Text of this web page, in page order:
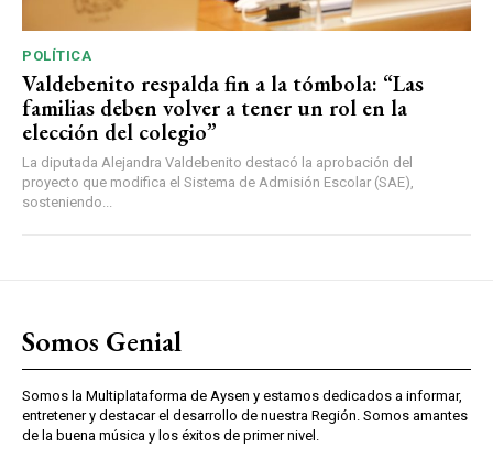
POLÍTICA
Valdebenito respalda fin a la tómbola: “Las
familias deben volver a tener un rol en la
elección del colegio”
La diputada Alejandra Valdebenito destacó la aprobación del
proyecto que modifica el Sistema de Admisión Escolar (SAE),
sosteniendo...
Somos Genial
Somos la Multiplataforma de Aysen y estamos dedicados a informar,
entretener y destacar el desarrollo de nuestra Región. Somos amantes
de la buena música y los éxitos de primer nivel.